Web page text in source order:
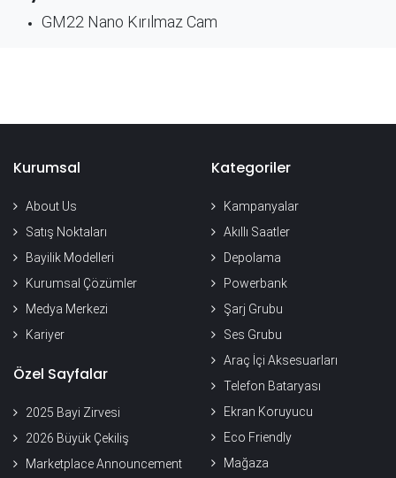
GM22 Nano Kırılmaz Cam
Kurumsal
About Us
Satış Noktaları
Bayilik Modelleri
Kurumsal Çözümler
Medya Merkezi
Kariyer
Özel Sayfalar
2025 Bayi Zirvesi
2026 Büyük Çekiliş
Marketplace Announcement
Kategoriler
Kampanyalar
Akıllı Saatler
Depolama
Powerbank
Şarj Grubu
Ses Grubu
Araç İçi Aksesuarları
Telefon Bataryası
Ekran Koruyucu
Eco Friendly
Mağaza